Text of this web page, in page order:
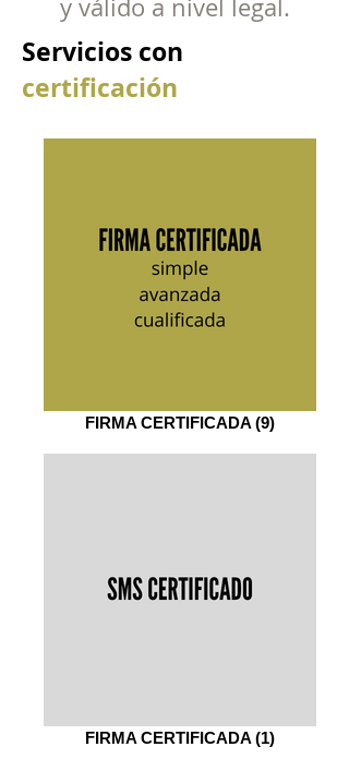
y válido a nivel legal.
Servicios con
certificación
FIRMA CERTIFICADA (9)
FIRMA CERTIFICADA (1)